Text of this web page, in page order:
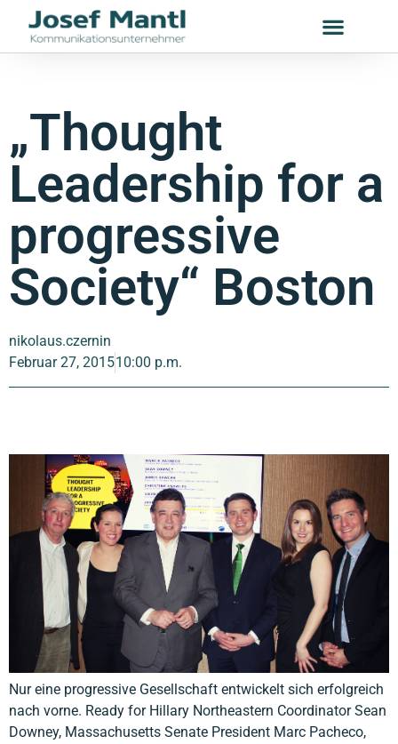
„Thought
Leadership for a
progressive
Society“ Boston
nikolaus.czernin
Februar 27, 201510:00 p.m.
Nur eine progressive Gesellschaft entwickelt sich erfolgreich
nach vorne. Ready for Hillary Northeastern Coordinator Sean
Downey, Massachusetts Senate President Marc Pacheco,